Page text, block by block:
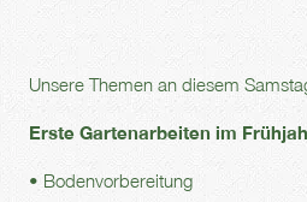
Unsere Themen an diesem
Erste Gartenarbeiten im
• Bodenvorbereitung